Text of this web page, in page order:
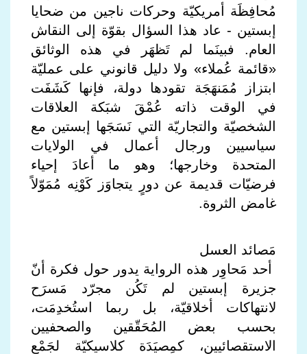
مُحافِظَة أمريكيّة وحركات ناجين من ضحايا
إبستين - عاد هذا السؤال بقوّة إلى النقاش
العام. فبينَما لم تَظهَر في هذه الوثائق
«قائمة عُملاء» ولا دليل قانوني على عمليّة
ابتزاز مُمَنهَجَة تقودها دولة، فإنها كَشَفَت
في الوقت ذاته عُمْقَ شبَكة العلاقات
الشخصيّة والتجاريّة التي نَسَجَها إبستين مع
سياسيين ورجال أعمال في الولايات
المتحدة وخارجها؛ وهو ما أعادَ إحياء
فرضيّات قديمة عن دورٍ يتجاوَز كَوْنِه مُمَوّلاً
غامض الثروة.
مَصائد العسل
أحد مَحاوِر هذه الرواية يدور حول فكرة أنّ
جزيرة إبستين لم تَكُن مجرّد مَسرَح
لانتهاكات أخلاقيّة، بل ربما استُخدِمَت،
بحسب بعض المُحَقّقين والصحفيين
الاستقصائيين، كمِصيَدَة كلاسيكيّة لجَمْع